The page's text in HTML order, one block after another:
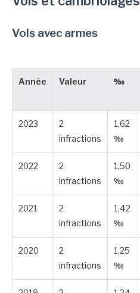
Vols avec armes
Année Valeur ‰
2023
2
infractions
1,62
‰
2022
2
infractions
1,50
‰
2021
2
infractions
1,42
‰
2020
2
infractions
1,25
‰